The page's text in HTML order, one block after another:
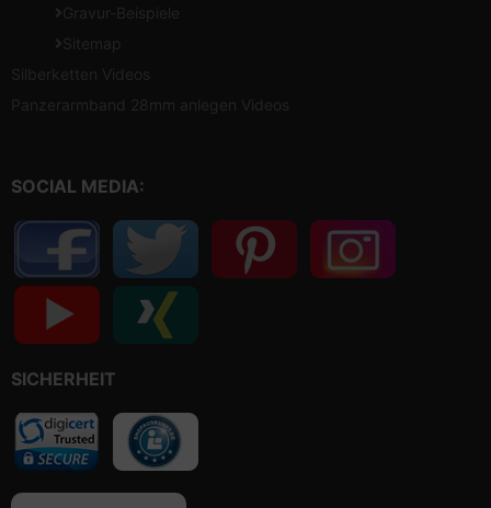
Gravur-Beispiele
Sitemap
Silberketten Videos
Panzerarmband 28mm anlegen Videos
SOCIAL MEDIA:
SICHERHEIT